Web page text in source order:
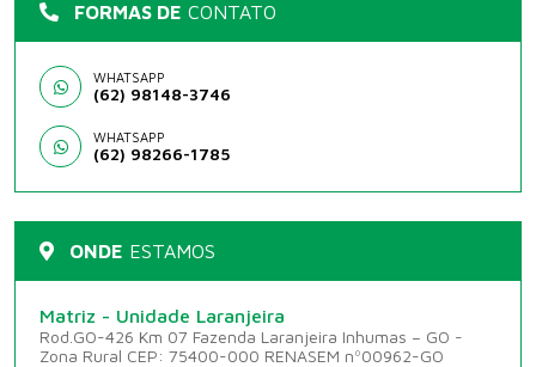
FORMAS DE CONTATO
WHATSAPP
(62) 98148-3746
WHATSAPP
(62) 98266-1785
ONDE ESTAMOS
Matriz - Unidade Laranjeira
Rod.GO-426 Km 07 Fazenda Laranjeira Inhumas – GO -
Zona Rural CEP: 75400-000 RENASEM nº00962-GO